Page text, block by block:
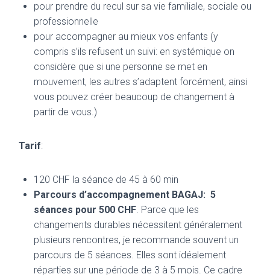
pour prendre du recul sur sa vie familiale, sociale ou
professionnelle
pour accompagner au mieux vos enfants (y
compris s’ils refusent un suivi: en systémique on
considère que si une personne se met en
mouvement, les autres s’adaptent forcément, ainsi
vous pouvez créer beaucoup de changement à
partir de vous.)
Tarif:
120 CHF la séance de 45 à 60 min
Parcours d’accompagnement BAGAJ: 5
séances pour 500 CHF. Parce que les
changements durables nécessitent généralement
plusieurs rencontres, je recommande souvent un
parcours de 5 séances. Elles sont idéalement
réparties sur une période de 3 à 5 mois. Ce cadre